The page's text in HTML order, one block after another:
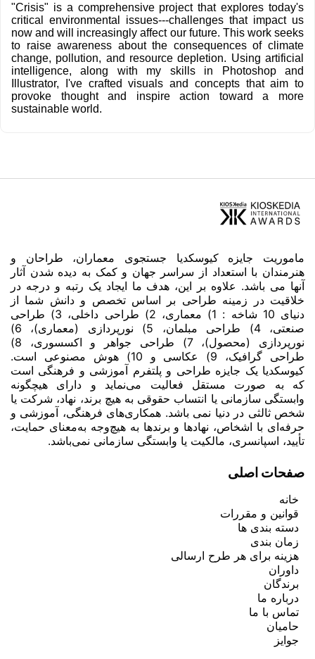
"Crisis" is a comprehensive project that explores today's
critical environmental issues---challenges that impact us
now and will increasingly affect our future. This work seeks
to raise awareness about the consequences of climate
change, pollution, and resource depletion. Using artificial
intelligence, along with my skills in Photoshop and
Illustrator, I've crafted visuals and concepts that aim to
provoke thought and inspire action toward a more
sustainable world.
ماموریت جایزه کیوسکدیا جستجوی معماران، طراحان و
هنرمندان با استعداد از سراسر جهان و کمک به دیده شدن آثار
آنها می باشد. علاوه بر این، هدف ما ایجاد یک رتبه و درجه در
خلاقیت در زمینه طراحی بر اساس تخصص و دانش شما از
دنیای 10 شاخه : 1) معماری، 2) طراحی داخلی، 3) طراحی
صنعتی، 4) طراحی مبلمان، 5) نورپردازی (معماری)، 6)
نورپردازی (محصول)، 7) طراحی جواهر و اکسسوری، 8)
طراحی گرافیک، 9) عکاسی و 10) هوش مصنوعی است.
کیوسکدیا یک جایزه طراحی و پلتفرم آموزشی و فرهنگی است
که به صورت مستقل فعالیت می‌نماید و دارای هیچگونه
وابستگی سازمانی یا انتساب حقوقی به هیچ برند، نهاد، شرکت یا
شخص ثالثی در دنیا نمی باشد. همکاری‌های فرهنگی، آموزشی و
حرفه‌ای با اشخاص، نهادها و برندها به هیچ‌وجه به‌معنای حمایت،
تأیید، اسپانسری، مالکیت یا وابستگی سازمانی نمی‌باشد.
صفحات اصلی
خانه
قوانین و مقررات
دسته بندی ها
زمان بندی
هزینه برای هر طرح ارسالی
داوران
برندگان
درباره ما
تماس با ما
حامیان
جوایز